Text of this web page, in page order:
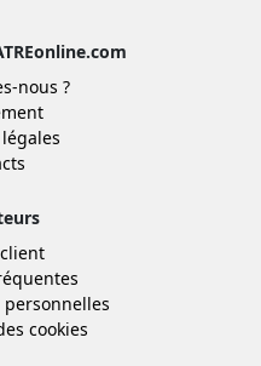
nous ?
cookies